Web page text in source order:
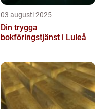
03 augusti 2025
Din trygga
bokföringstjänst i Luleå